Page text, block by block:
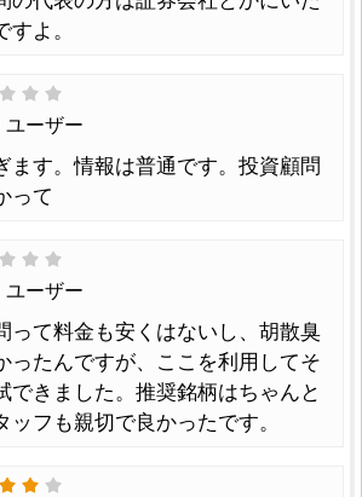
よ。
ーザー
ます。情報は普通です。投資顧問
って
ーザー
って料金も安くはないし、胡散臭
ったんですが、ここを利用してそ
できました。推奨銘柄はちゃんと
フも親切で良かったです。